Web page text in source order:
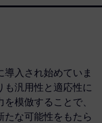
導入され始めていま
も汎用性と適応性に
模倣することで、
たな可能性をもたら